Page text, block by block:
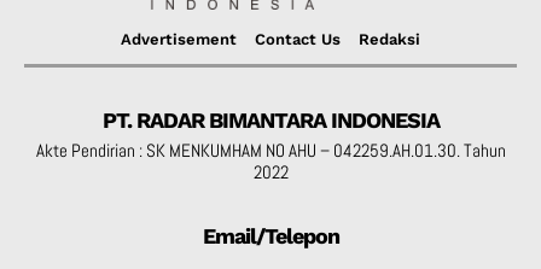
Advertisement Contact Us Redaksi
PT. RADAR BIMANTARA INDONESIA
Akte Pendirian : SK MENKUMHAM NO AHU – 042259.AH.01.30. Tahun
2022
Email/Telepon